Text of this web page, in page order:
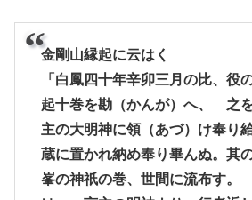
金剛山縁起に云はく
「白鳳四十年辛卯三月の比、役
起十巻を勘（かんが）へ、 之
主の大明神に領（あづ）け奉り
蔵に置かれ納め奉り畢んぬ。其
峯の神祇の巻、世間に流布す。